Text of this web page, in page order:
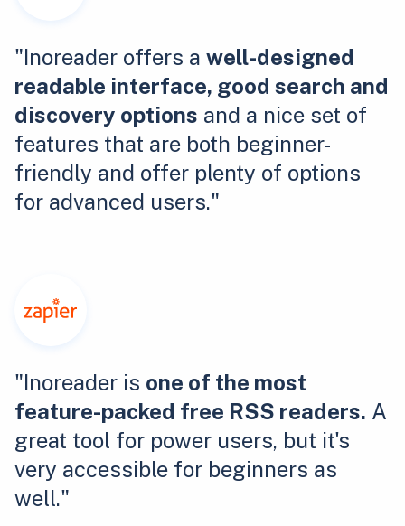
"Inoreader offers a well-designed
readable interface, good search and
discovery options and a nice set of
features that are both beginner-
friendly and offer plenty of options
for advanced users."
"Inoreader is one of the most
feature-packed free RSS readers. A
great tool for power users, but it's
very accessible for beginners as
well."